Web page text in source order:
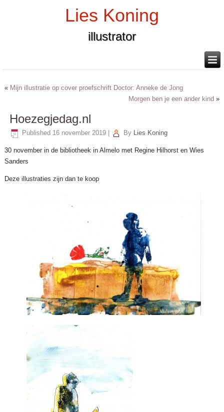
Lies Koning
illustrator
« Mijn illustratie op cover proefschrift Doctor: Anneke de Jong
Morgen ben je een ander kind »
Hoezegjedag.nl
Published 16 november 2019 By Lies Koning
30 november in de bibliotheek in Almelo met Regine Hilhorst en Wies
Sanders
Deze illustraties zijn dan te koop